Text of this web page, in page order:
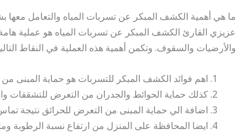
ما هي أهمية الكشف المبكر عن تسربات المياه والتعامل
عزيزي القارئ الكشف المبكر عن تسربات المياه هو عملية
والأرضيات والسقوف. وتكمن أهمية هذه العملية في النقاط
اهم فوائد الكشف المبكر للتسربات هو حماية المبنى
كذلك حماية الحوائط والجدران من التعرض للتشققات
اضافة الي حماية المبنى من التعرض للحرائق نتيجة
ايضا المحافظة على المنزل من ارتفاع نسبة الرطوبة